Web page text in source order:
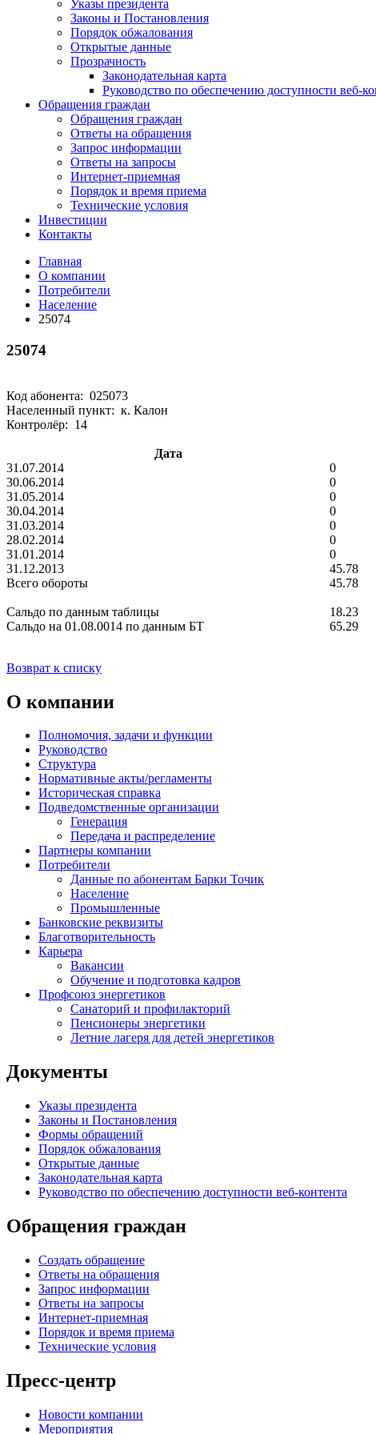
Указы президента
Законы и Постановления
Порядок обжалования
Открытые данные
Прозрачность
Законодательная карта
Руководство по обеспечению доступности веб-
Обращения граждан
Обращения граждан
Ответы на обращения
Запрос информации
Ответы на запросы
Интернет-приемная
Порядок и время приема
Технические условия
Инвестиции
Контакты
Главная
О компании
Потребители
Население
25074
25074
Код абонента: 025073
Населенный пункт: к. Калон
Контролёр: 14
Дата
31.07.2014
0
30.06.2014
0
31.05.2014
0
30.04.2014
0
31.03.2014
0
28.02.2014
0
31.01.2014
0
31.12.2013
45.78
Всего обороты
45.78
Сальдо по данным таблицы
18.23
Сальдо на 01.08.0014 по данным БТ
65.29
Возврат к списку
О компании
Полномочия, задачи и функции
Руководство
Структура
Нормативные акты/регламенты
Историческая справка
Подведомственные организации
Генерация
Передача и распределение
Партнеры компании
Потребители
Данные по абонентам Барки Точик
Население
Промышленные
Банковские реквизиты
Благотворительность
Карьера
Вакансии
Обучение и подготовка кадров
Профсоюз энергетиков
Санаторий и профилакторий
Пенсионеры энергетики
Летние лагеря для детей энергетиков
Документы
Указы президента
Законы и Постановления
Формы обращений
Порядок обжалования
Открытые данные
Законодательная карта
Руководство по обеспечению доступности веб-контента
Обращения граждан
Создать обращение
Ответы на обращения
Запрос информации
Ответы на запросы
Интернет-приемная
Порядок и время приема
Технические условия
Пресс-центр
Новости компании
Мероприятия